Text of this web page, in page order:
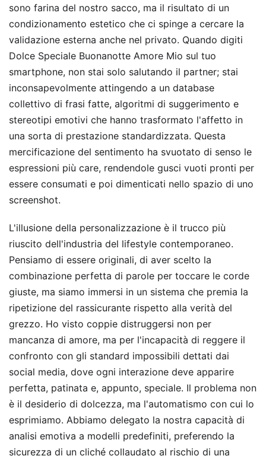
sono farina del nostro sacco, ma il risultato di un
condizionamento estetico che ci spinge a cercare la
validazione esterna anche nel privato. Quando digiti
Dolce Speciale Buonanotte Amore Mio sul tuo
smartphone, non stai solo salutando il partner; stai
inconsapevolmente attingendo a un database
collettivo di frasi fatte, algoritmi di suggerimento e
stereotipi emotivi che hanno trasformato l'affetto in
una sorta di prestazione standardizzata. Questa
mercificazione del sentimento ha svuotato di senso le
espressioni più care, rendendole gusci vuoti pronti per
essere consumati e poi dimenticati nello spazio di uno
screenshot.
L'illusione della personalizzazione è il trucco più
riuscito dell'industria del lifestyle contemporaneo.
Pensiamo di essere originali, di aver scelto la
combinazione perfetta di parole per toccare le corde
giuste, ma siamo immersi in un sistema che premia la
ripetizione del rassicurante rispetto alla verità del
grezzo. Ho visto coppie distruggersi non per
mancanza di amore, ma per l'incapacità di reggere il
confronto con gli standard impossibili dettati dai
social media, dove ogni interazione deve apparire
perfetta, patinata e, appunto, speciale. Il problema non
è il desiderio di dolcezza, ma l'automatismo con cui lo
esprimiamo. Abbiamo delegato la nostra capacità di
analisi emotiva a modelli predefiniti, preferendo la
sicurezza di un cliché collaudato al rischio di una